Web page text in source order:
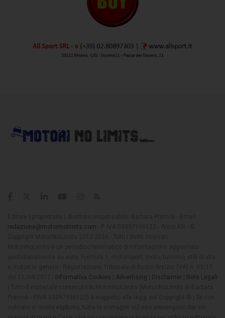
redazione@motorinolimits.com
Informativa Cookies Advertising Disclaimer
Note Legali